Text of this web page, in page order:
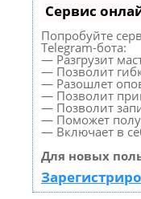
Сервис
Попробуйте
Telegram-бота:
— Разгрузит
— Позволит
— Разошлет
— Позволит
— Позволит
— Поможет
— Включает в
Для новых